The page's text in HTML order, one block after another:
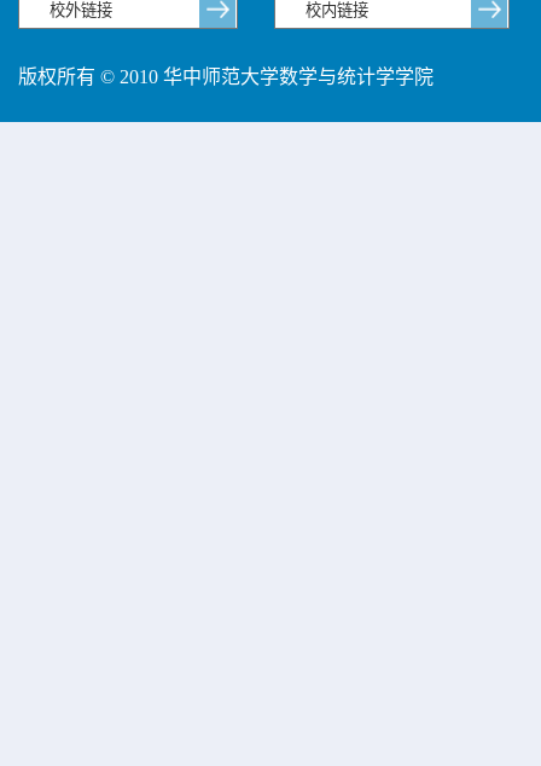
版权所有 © 2010 华中师范大学数学与统计学学院